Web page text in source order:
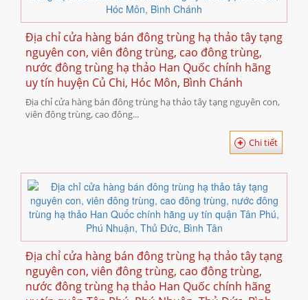
Địa chỉ cửa hàng bán đông trùng hạ thảo tây tạng
nguyên con, viên đông trùng, cao đông trùng,
nước đông trùng hạ thảo Han Quốc chính hãng
uy tín huyện Củ Chi, Hóc Môn, Bình Chánh
Địa chỉ cửa hàng bán đông trùng hạ thảo tây tạng nguyên con,
viên đông trùng, cao đông...
Chi tiết
Địa chỉ cửa hàng bán đông trùng hạ thảo tây tạng
nguyên con, viên đông trùng, cao đông trùng,
nước đông trùng hạ thảo Han Quốc chính hãng